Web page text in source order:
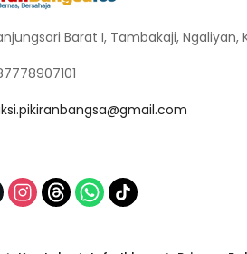
Barat I, Tambakaji,